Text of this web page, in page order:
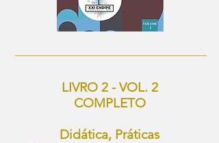
LIVRO 2 - VOL. 2
COMPLETO
Didática, Práticas